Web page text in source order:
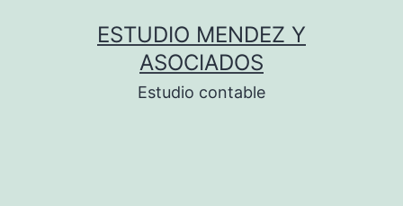
ESTUDIO MENDEZ Y
ASOCIADOS
Estudio contable